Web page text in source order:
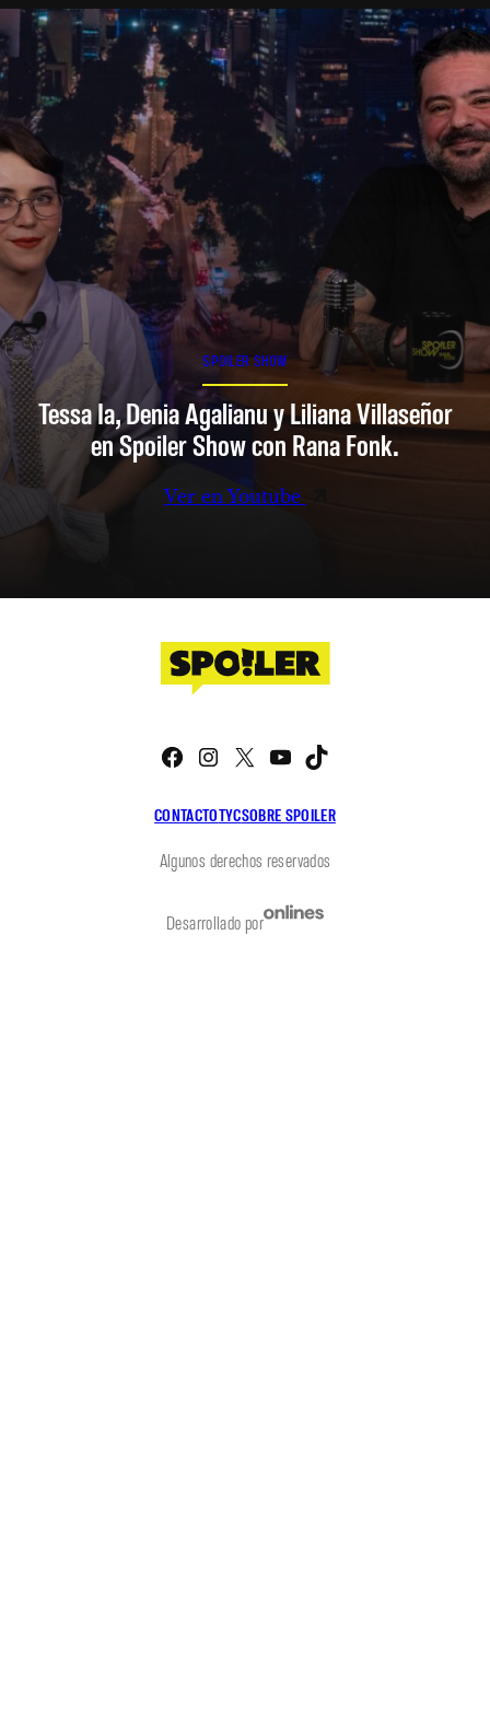
SPOILER SHOW
Tessa Ia, Denia Agalianu y Liliana Villaseñor
en Spoiler Show con Rana Fonk.
Ver en Youtube
CONTACTOTYCSOBRE SPOILER
Facebook
Instagram
X YouTube
Algunos derechos reservados
Desarrollado por